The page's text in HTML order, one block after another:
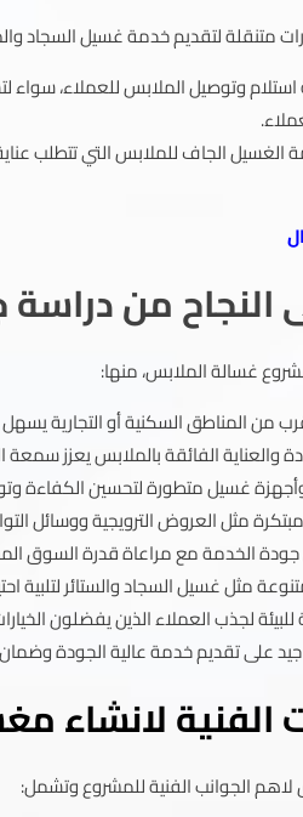
متنقلة لتقديم خدمة غسيل السجاد
وتوصيل الملابس للعملاء، سواء
الجاف للملابس التي تتطلب
النجاح من
غسالة الملابس، منها:
من المناطق السكنية أو التجارية
والعناية الفائقة بالملابس يعزز
غسيل متطورة لتحسين الكفاءة
مثل العروض الترويجية ووسائل
الخدمة مع مراعاة قدرة السوق
مثل غسيل السجاد والستائر لتلبية
لجذب العملاء الذين يفضلون
على تقديم خدمة عالية الجودة وضمان
الفنية لانشاء
الجوانب الفنية للمشروع وتشمل: